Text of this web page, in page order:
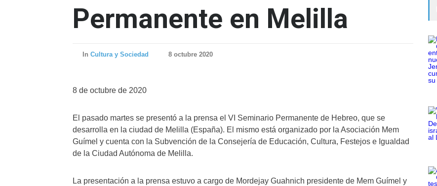
Permanente en Melilla
In Cultura y Sociedad 8 octubre 2020
8 de octubre de 2020
El pasado martes se presentó a la prensa el VI Seminario Permanente de Hebreo, que se
desarrolla en la ciudad de Melilla (España). El mismo está organizado por la Asociación Mem
Guímel y cuenta con la Subvención de la Consejería de Educación, Cultura, Festejos e Igualdad
de la Ciudad Autónoma de Melilla.
La presentación a la prensa estuvo a cargo de Mordejay Guahnich presidente de Mem Guímel y